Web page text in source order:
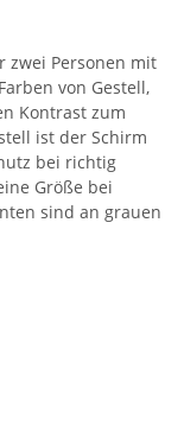
zwei Personen mit
von Gestell,
Kontrast zum
ist der Schirm
bei richtig
Größe bei
sind an grauen